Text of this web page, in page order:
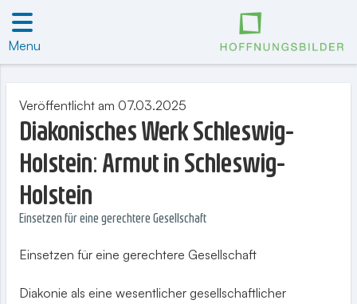
Menu
Veröffentlicht am 07.03.2025
Diakonisches Werk Schleswig-
Holstein: Armut in Schleswig-
Holstein
Einsetzen für eine gerechtere Gesellschaft
Einsetzen für eine gerechtere Gesellschaft
Diakonie als eine wesentlicher gesellschaftlicher